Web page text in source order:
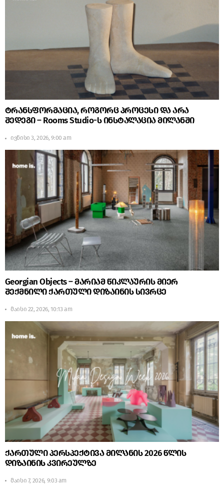
ტრანსფორმაცია, როგორც პროცესი და არა
შედეგი – Rooms Studio-ს ინსტალაცია მილანში
ივნისი 3, 2026, 9:00 am
Georgian Objects – მარიამ წიკლაურის მიერ
შექმნილი ქართული დიზაინის სივრცე
მაისი 22, 2026, 10:13 am
ქართული პერსპექტივა მილანის 2026 წლის
დიზაინის კვირეულზე
მაისი 7, 2026, 9:03 am